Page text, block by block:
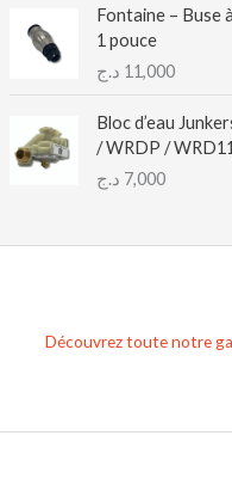
Fontaine – Buse
1 pouce
11,000 د.ج
Bloc d’eau
/ WRDP /
7,000 د.ج
Découvrez toute notre